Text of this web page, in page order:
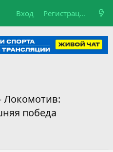
Вход Регистрация
победа